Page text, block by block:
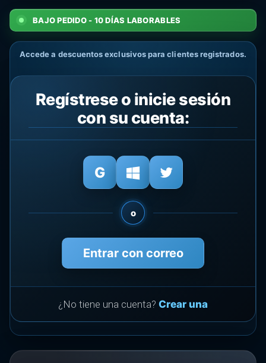
BAJO PEDIDO - 10 DÍAS LABORABLES
Accede a descuentos exclusivos para clientes registrados.
Regístrese o inicie sesión
con su cuenta:
o
Entrar con correo
¿No tiene una cuenta? Crear una